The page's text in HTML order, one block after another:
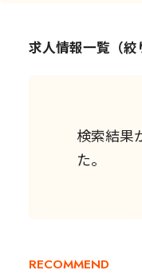
求人情報一覧（絞
検索結果
た。
RECOMMEND